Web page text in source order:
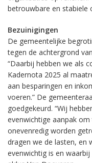
betrouwbare en stabiele
Bezuinigingen
De gemeentelijke
tegen de achtergrond
“Daarbij hebben we als
Kadernota 2025 al
aan besparingen en
voeren.” De
goedgekeurd. “Wij
evenwichtige aanpak
onevenredig worden
dragen we de lasten, en
evenwichtig is en